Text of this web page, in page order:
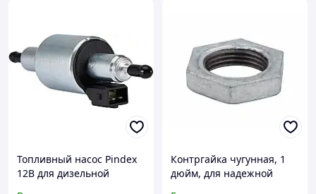
Топливный насос Pindex
12В для дизельной
Контргайка чугунная, 1
дюйм, для надежной